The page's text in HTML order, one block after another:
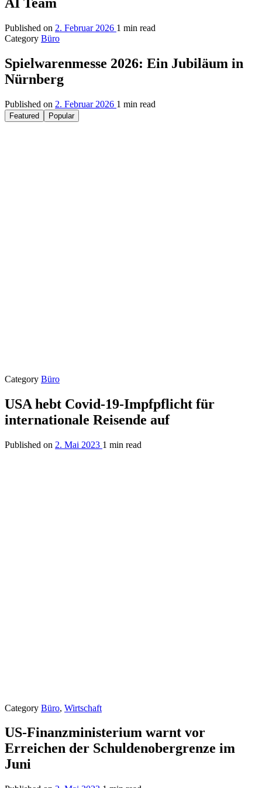
Published on 2. Februar 2026 1 min read
Category Büro
Spielwarenmesse 2026: Ein Jubiläum in
Nürnberg
Published on 2. Februar 2026 1 min read
Featured Popular
Category Büro
USA hebt Covid-19-Impfpflicht für
internationale Reisende auf
Published on 2. Mai 2023 1 min read
Category Büro, Wirtschaft
US-Finanzministerium warnt vor
Erreichen der Schuldenobergrenze im
Juni